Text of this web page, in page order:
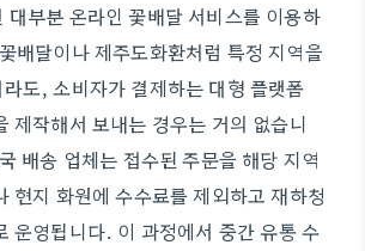
대부분 온라인 꽃배달 서비스를 이용하
배달이나 제주도화환처럼 특정 지역을
도, 소비자가 결제하는 대형 플랫폼
제작해서 보내는 경우는 거의 없습니
배송 업체는 접수된 주문을 해당 지역
현지 화원에 수수료를 제외하고 재하청
운영됩니다. 이 과정에서 중간 유통 수